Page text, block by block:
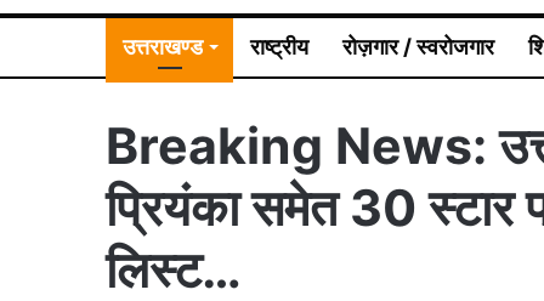
उत्तराखण्ड राष्ट्रीय रोज़गार / स्वरोजगार
Breaking News:
प्रियंका समेत 30 स्टार
लिस्ट…